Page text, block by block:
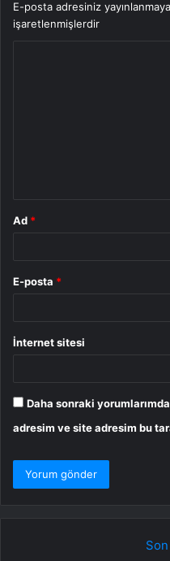
E-posta adresiniz
işaretlenmişlerdir
Ad *
E-posta *
İnternet sitesi
Daha sonraki
adresim ve site adresim bu